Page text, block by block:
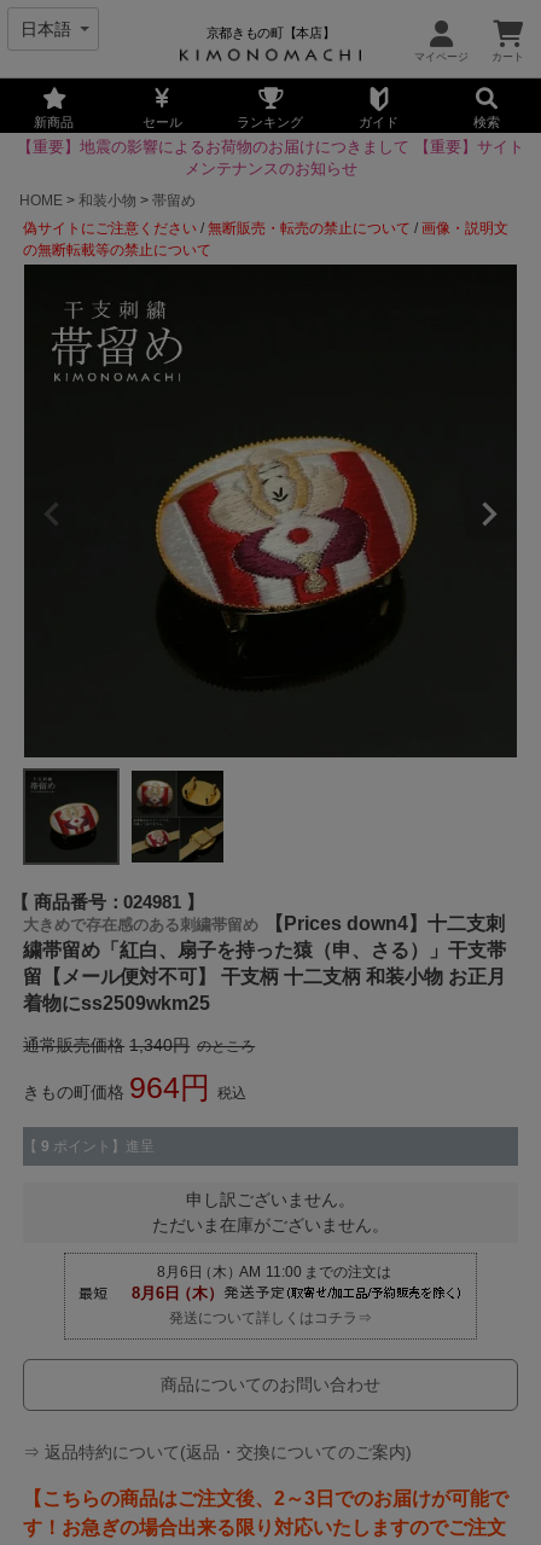
京都きもの町【本店】
新商品 セール ランキング ガイド 検索
【重要】地震の影響によるお荷物のお届けにつきまして
【重要】サイト
メンテナンスのお知らせ
HOME
和装小物
帯留め
偽サイトにご注意ください /無断販売・転売の禁止について /画像・説明文
の無断転載等の禁止について
商品番号 024981
大きめで存在感のある刺繍帯留め
【Prices down4】十二支刺
繍帯留め「紅白、扇子を持った猿（申、さる）」干支帯
留【メール便対不可】 干支柄 十二支柄 和装小物 お正月
着物にss2509wkm25
通常販売価格 1,340 のところ
きもの町価格 964 税込
【 9 ポイント】進呈
申し訳ございません。
ただいま在庫がございません。
発送について詳しくはコチラ⇒
商品についてのお問い合わせ
⇒ 返品特約について(返品・交換についてのご案内)
【こちらの商品はご注文後、2～3日でのお届けが可能で
す！お急ぎの場合出来る限り対応いたしますのでご注文